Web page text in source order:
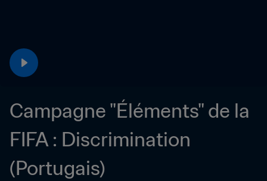
Campagne "Éléments" de la
FIFA : Discrimination
(Portugais)